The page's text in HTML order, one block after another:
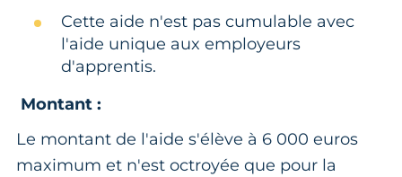
Cette aide n'est pas cumulable avec
l'aide unique aux employeurs
d'apprentis.
Montant :
Le montant de l'aide s'élève à 6 000 euros
maximum et n'est octroyée que pour la